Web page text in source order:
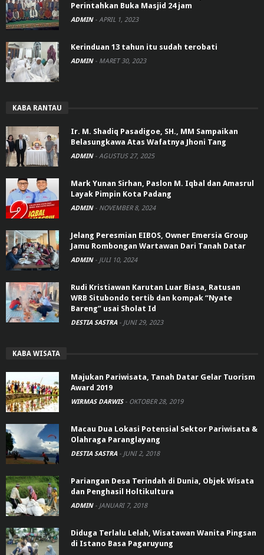
Perintahkan Buka Masjid 24 jam
ADMIN - APRIL 1, 2023
Kerinduan 13 tahun itu sudah terobati
ADMIN - MARET 30, 2023
KABA RANTAU
Ir. M. Shadiq Pasadigoe, SH., MM Sampaikan
Belasungkawa Atas Wafatnya Jhoni Tang
ADMIN - AGUSTUS 27, 2025
Mark Yunan Sirhan, Paslon M. Iqbal dan Amasrul
Layak Pimpin Kota Padang
ADMIN - NOVEMBER 8, 2024
Jelang Peresmian EIBOS, Owner Emersia Group
Jamu Rombongan Wartawan Dari Tanah Datar
ADMIN - JULI 10, 2024
Rudi Kristiawan Karutan Luar Biasa, Ratusan
WRB Situbondo tertib dan kompak “Nyate
Bareng” usai Sholat Id
DESTIA SASTRA - JUNI 29, 2023
KABA WISATA
Majukan Pariwisata, Tanah Datar Gelar Tuorism
Award 2019
WIRMAS DARWIS - OKTOBER 28, 2019
Macau Dua Lokasi Potensial Sektor Pariwisata &
Olahraga Paranglayang
DESTIA SASTRA - JUNI 2, 2018
Pariangan Desa Terindah di Dunia, Objek Wisata
dan Penghasil Holtikultura
ADMIN - JANUARI 7, 2018
Diduga Terlalu Lelah, Wisatawan Wanita Pingsan
di Istano Basa Pagaruyung